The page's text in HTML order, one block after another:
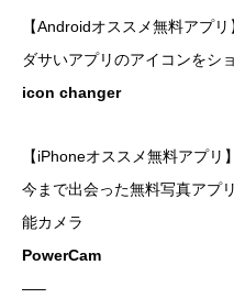
【Androidオススメ無料アプリ
ダサいアプリのアイコンをシ
icon changer
【iPhoneオススメ無料アプリ】
今まで出会った無料写真アプ
能カメラ
PowerCam
—–